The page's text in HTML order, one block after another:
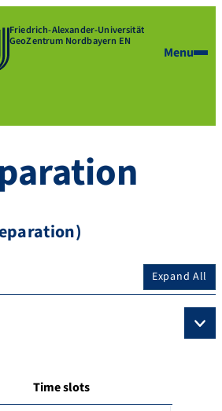
Friedrich-Alexander-Universität
GeoZentrum Nordbayern EN
Menu
Expand All
Time slots